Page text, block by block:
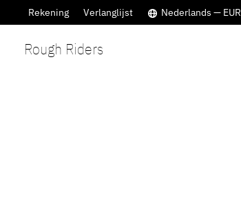
Rekening Verlanglijst Nederlands — EUR
Rough Riders